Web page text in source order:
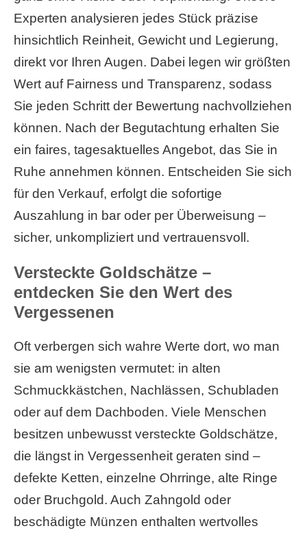
Experten analysieren jedes Stück präzise
hinsichtlich Reinheit, Gewicht und Legierung,
direkt vor Ihren Augen. Dabei legen wir größten
Wert auf Fairness und Transparenz, sodass
Sie jeden Schritt der Bewertung nachvollziehen
können. Nach der Begutachtung erhalten Sie
ein faires, tagesaktuelles Angebot, das Sie in
Ruhe annehmen können. Entscheiden Sie sich
für den Verkauf, erfolgt die sofortige
Auszahlung in bar oder per Überweisung –
sicher, unkompliziert und vertrauensvoll.
Versteckte Goldschätze –
entdecken Sie den Wert des
Vergessenen
Oft verbergen sich wahre Werte dort, wo man
sie am wenigsten vermutet: in alten
Schmuckkästchen, Nachlässen, Schubladen
oder auf dem Dachboden. Viele Menschen
besitzen unbewusst versteckte Goldschätze,
die längst in Vergessenheit geraten sind –
defekte Ketten, einzelne Ohrringe, alte Ringe
oder Bruchgold. Auch Zahngold oder
beschädigte Münzen enthalten wertvolles